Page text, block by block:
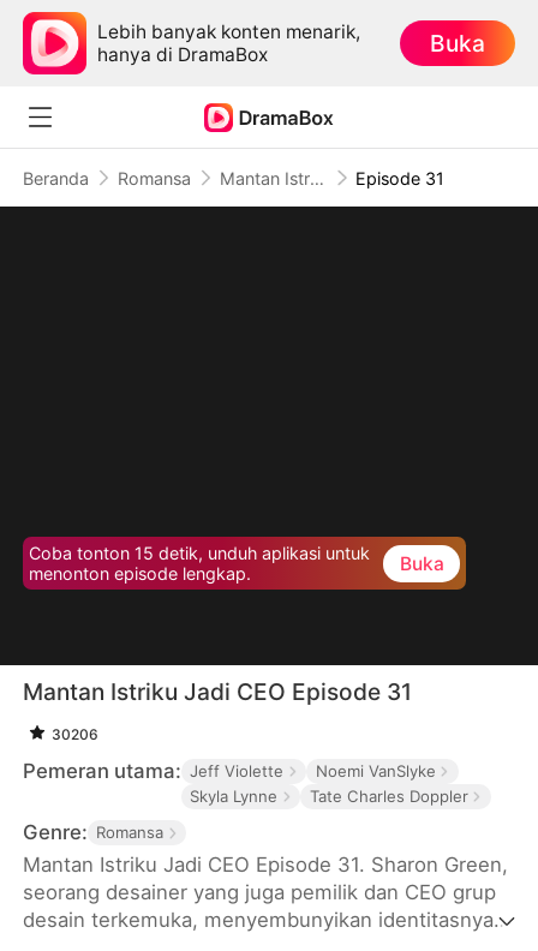
Lebih banyak konten menarik,
hanya di DramaBox
Buka
Beranda Romansa Mantan Istriku Jadi CEO Episode 31
Coba tonton 15 detik, unduh aplikasi untuk
menonton episode lengkap.
Buka
Mantan Istriku Jadi CEO Episode 31
30206
Pemeran utama: Jeff Violette
Noemi VanSlyke
Skyla Lynne
Tate Charles Doppler
Genre: Romansa
Mantan Istriku Jadi CEO Episode 31. Sharon Green,
seorang desainer yang juga pemilik dan CEO grup
desain terkemuka, menyembunyikan identitasnya